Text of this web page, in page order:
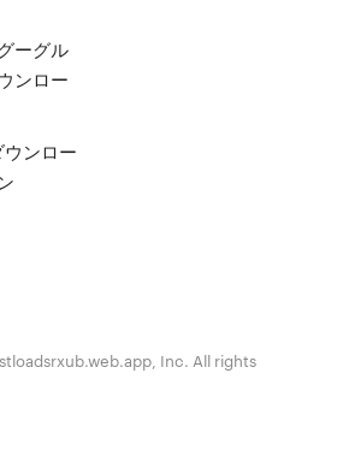
ーグル
ンロー
ンロー
Inc. All rights